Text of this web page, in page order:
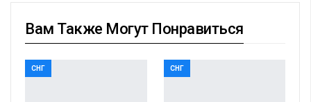
Вам Также Могут Понравиться
СНГ СНГ